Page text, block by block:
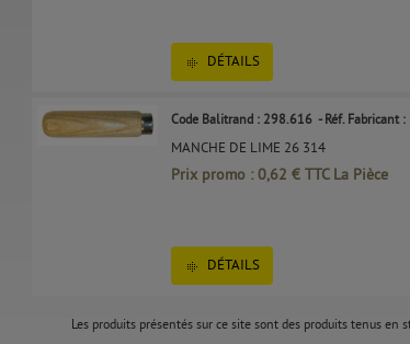
DÉTAILS
Code Balitrand : 298.616 - Réf. Fabricant
MANCHE DE LIME 26 314
Prix promo : 0,62 € TTC La Pièce
DÉTAILS
Les produits présentés sur ce site sont des produits tenus